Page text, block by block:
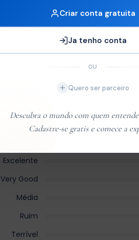
Excelente
Very Good
Média
Ruim
Terrível
Criar conta gratuita
Ja tenho conta
OU
Quero ser parceiro
Descubra o mundo com quem
Cadastre-se gratis e comece a